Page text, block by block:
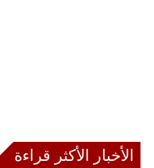
الأخبار الأكثر قراءة